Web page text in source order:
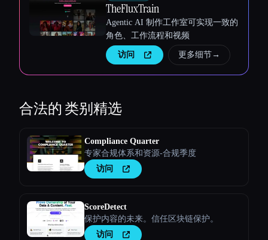
TheFluxTrain
Agentic AI 制作工作室可实现一致的
角色、工作流程和视频
访问 更多细节→
合法的 类别精选
Compliance Quarter
专家合规体系和资源-合规季度
访问
ScoreDetect
保护内容的未来。信任区块链保护。
访问